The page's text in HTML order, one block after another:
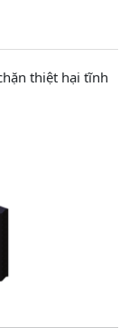
thiệt hại tĩnh